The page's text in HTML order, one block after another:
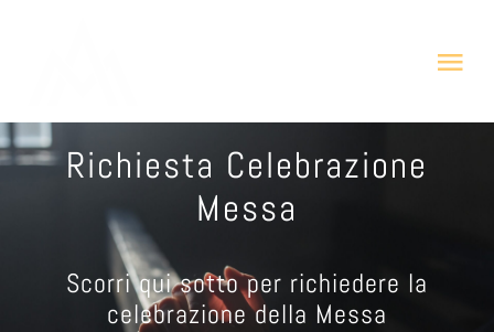
HOME
CHI SIAMO
COSA FACCIAMO
Richiesta Celebrazione
Messa
Scorri qui sotto per richiedere la
celebrazione della Messa